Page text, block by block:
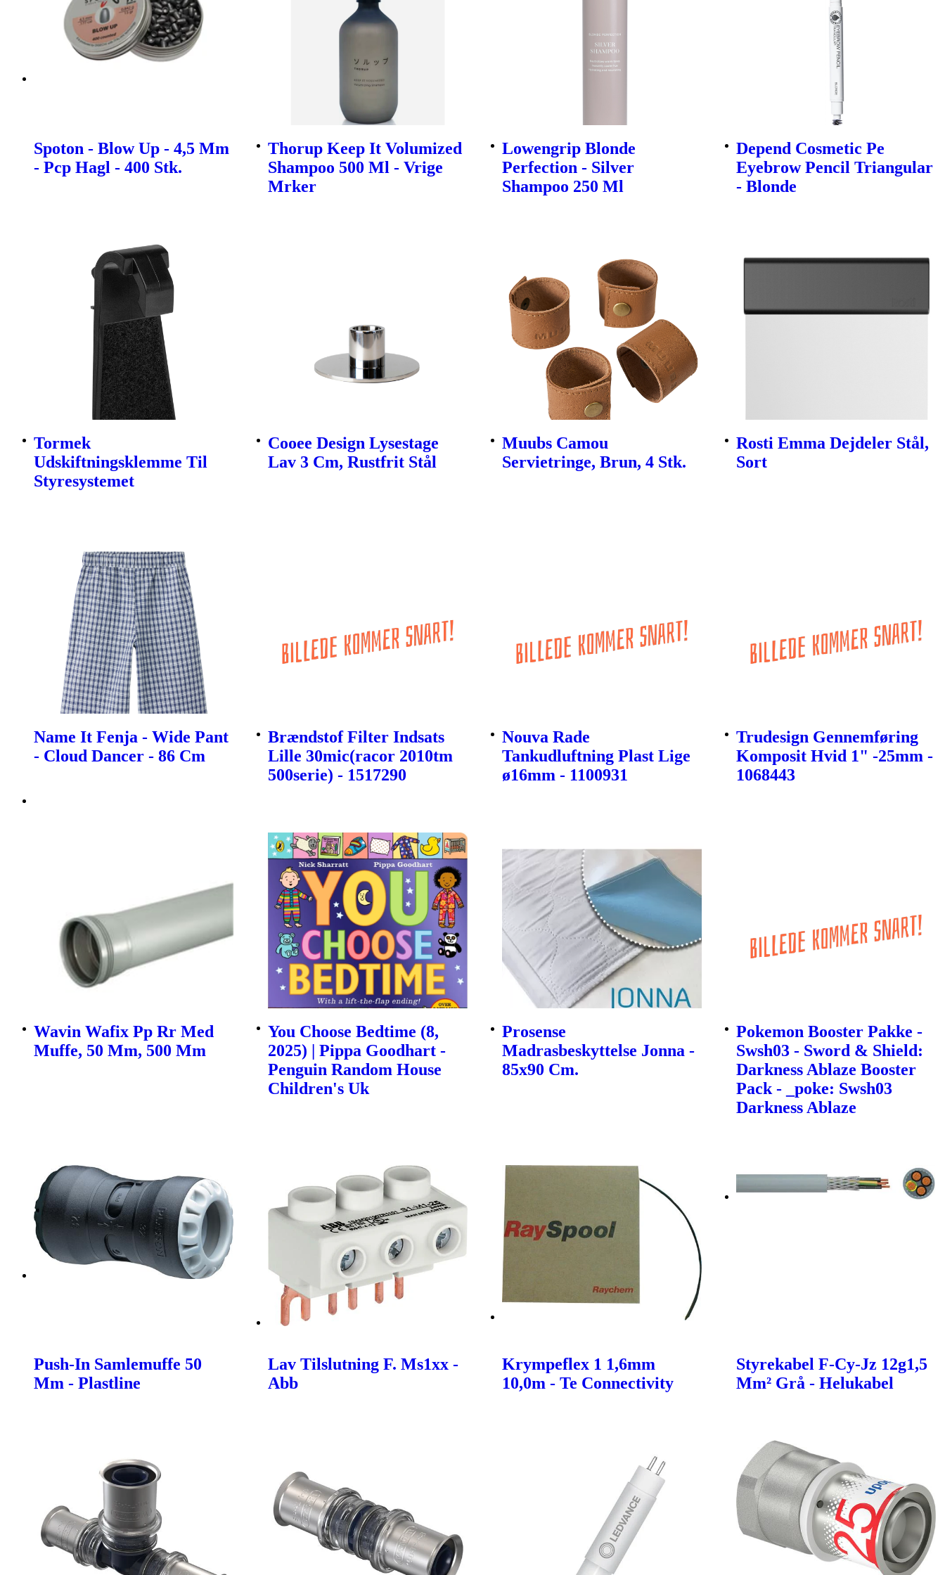
Spoton - Blow Up - 4,5 Mm
- Pcp Hagl - 400 Stk.
Thorup Keep It Volumized
Shampoo 500 Ml - Vrige
Mrker
Lowengrip Blonde
Perfection - Silver
Shampoo 250 Ml
Depend Cosmetic Pe
Eyebrow Pencil Triangular
- Blonde
Tormek
Udskiftningsklemme Til
Styresystemet
Cooee Design Lysestage
Lav 3 Cm, Rustfrit Stål
Muubs Camou
Servietringe, Brun, 4 Stk.
Rosti Emma Dejdeler Stål,
Sort
Name It Fenja - Wide Pant
- Cloud Dancer - 86 Cm
Brændstof Filter Indsats
Lille 30mic(racor 2010tm
500serie) - 1517290
Nouva Rade
Tankudluftning Plast Lige
ø16mm - 1100931
Trudesign Gennemføring
Komposit Hvid 1" -25mm -
1068443
Wavin Wafix Pp Rr Med
Muffe, 50 Mm, 500 Mm
You Choose Bedtime (8,
2025) | Pippa Goodhart -
Penguin Random House
Children's Uk
Prosense
Madrasbeskyttelse Jonna -
85x90 Cm.
Pokemon Booster Pakke -
Swsh03 - Sword & Shield:
Darkness Ablaze Booster
Pack - _poke: Swsh03
Darkness Ablaze
Push-In Samlemuffe 50
Mm - Plastline
Lav Tilslutning F. Ms1xx -
Abb
Krympeflex 1 1,6mm
10,0m - Te Connectivity
Styrekabel F-Cy-Jz 12g1,5
Mm² Grå - Helukabel